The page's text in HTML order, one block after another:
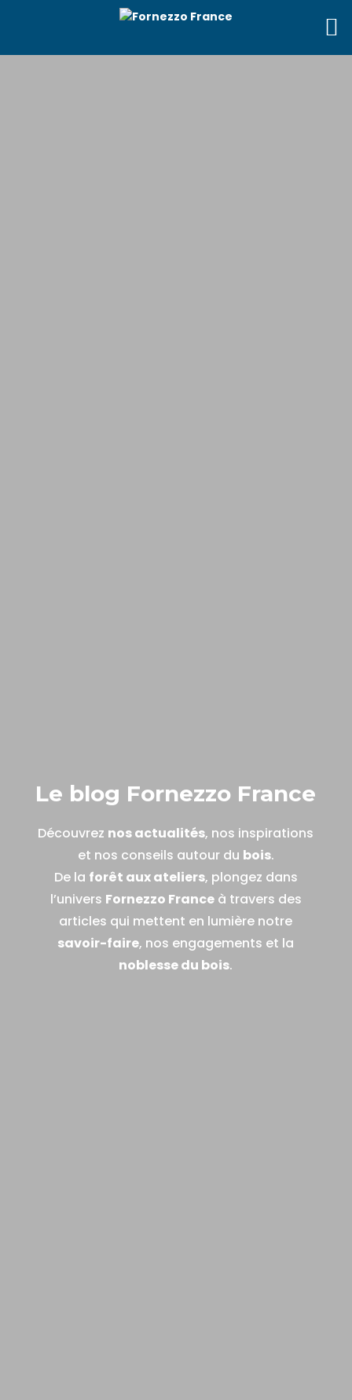
Le blog Fornezzo France
Découvrez nos actualités, nos inspirations
et nos conseils autour du bois.
De la forêt aux ateliers, plongez dans
l’univers Fornezzo Franceà travers des
articles qui mettent en lumière notre
savoir-faire, nos engagements et la
noblesse du bois.